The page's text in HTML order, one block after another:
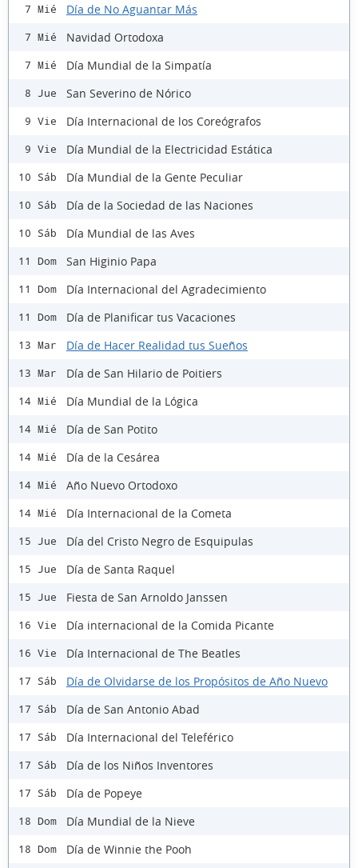
7 Mié Día de No Aguantar Más
7 Mié Navidad Ortodoxa
7 Mié Día Mundial de la Simpatía
8 Jue San Severino de Nórico
9 Vie Día Internacional de los Coreógrafos
9 Vie Día Mundial de la Electricidad Estática
10 Sáb Día Mundial de la Gente Peculiar
10 Sáb Día de la Sociedad de las Naciones
10 Sáb Día Mundial de las Aves
11 Dom San Higinio Papa
11 Dom Día Internacional del Agradecimiento
11 Dom Día de Planificar tus Vacaciones
13 Mar Día de Hacer Realidad tus Sueños
13 Mar Día de San Hilario de Poitiers
14 Mié Día Mundial de la Lógica
14 Mié Día de San Potito
14 Mié Día de la Cesárea
14 Mié Año Nuevo Ortodoxo
14 Mié Día Internacional de la Cometa
15 Jue Día del Cristo Negro de Esquipulas
15 Jue Día de Santa Raquel
15 Jue Fiesta de San Arnoldo Janssen
16 Vie Día internacional de la Comida Picante
16 Vie Día Internacional de The Beatles
17 Sáb Día de Olvidarse de los Propósitos de Año Nuevo
17 Sáb Día de San Antonio Abad
17 Sáb Día Internacional del Teleférico
17 Sáb Día de los Niños Inventores
17 Sáb Día de Popeye
18 Dom Día Mundial de la Nieve
18 Dom Día de Winnie the Pooh